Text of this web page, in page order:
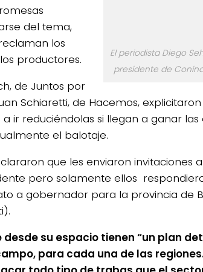
El periodista Diego
presidente de
del tema,
los
productores.
de Juntos por
Schiaretti, de Hacemos,
ir reduciéndolas si llegan a ganar las
el balotaje.
que les enviaron invitaciones
pero solamente ellos
a gobernador para la provincia de
desde su espacio tienen “un plan
para cada una de las